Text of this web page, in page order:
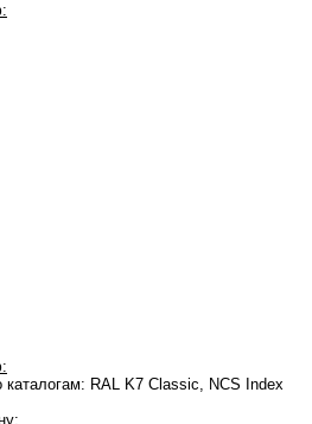
RAL K7 Classic, NCS Index